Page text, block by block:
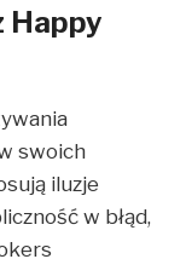
Happy
swoich
iluzje
w błąd,